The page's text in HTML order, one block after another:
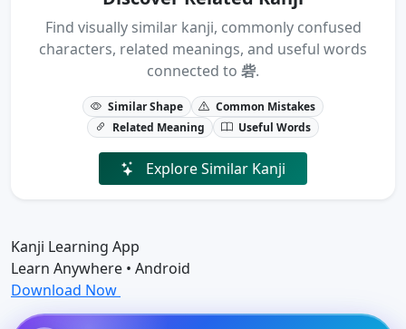
Find visually similar kanji, commonly confused
characters, related meanings, and useful words
connected to 砦.
Similar Shape
Common Mistakes
Related Meaning
Useful Words
Explore Similar Kanji
Kanji Learning App
Learn Anywhere • Android
Download Now